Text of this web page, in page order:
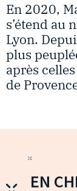
En 2020,
s’étend au
Lyon.
plus
après
de
EN